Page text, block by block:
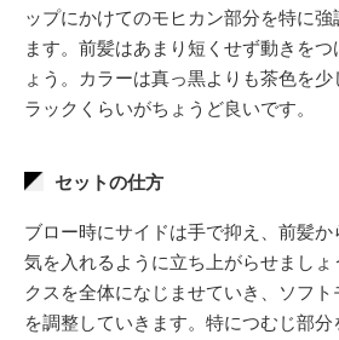
ップにかけてのモヒカン部分を特に
ます。前髪はあまり短くせず動きを
ょう。カラーは真っ黒よりも茶色を
ラックくらいがちょうど良いです。
セットの仕方
ブロー時にサイドは手で抑え、前髪
気を入れるように立ち上がらせまし
クスを全体になじませていき、ソフ
を調整していきます。特につむじ部